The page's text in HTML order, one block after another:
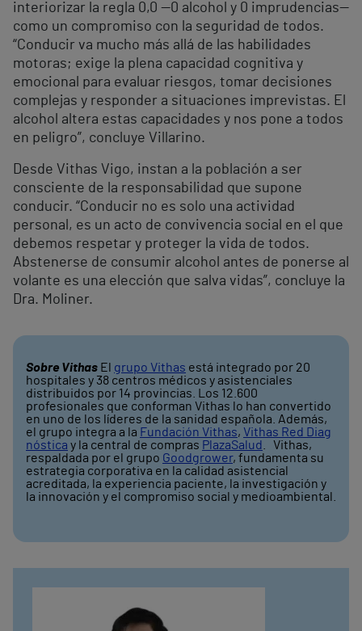
interiorizar la regla 0,0 —0 alcohol y 0 imprudencias—
como un compromiso con la seguridad de todos.
“Conducir va mucho más allá de las habilidades
motoras; exige la plena capacidad cognitiva y
emocional para evaluar riesgos, tomar decisiones
complejas y responder a situaciones imprevistas. El
alcohol altera estas capacidades y nos pone a todos
en peligro”, concluye Villarino.
Desde Vithas Vigo, instan a la población a ser
consciente de la responsabilidad que supone
conducir. “Conducir no es solo una actividad
personal, es un acto de convivencia social en el que
debemos respetar y proteger la vida de todos.
Abstenerse de consumir alcohol antes de ponerse al
volante es una elección que salva vidas”, concluye la
Dra. Moliner.
Sobre Vithas El grupo Vithas está integrado por 20
hospitales y 38 centros médicos y asistenciales
distribuidos por 14 provincias. Los 12.600
profesionales que conforman Vithas lo han convertido
en uno de los líderes de la sanidad española. Además,
el grupo integra a la Fundación Vithas, Vithas Red Diag
nóstica y la central de compras PlazaSalud
. Vithas,
respaldada por el grupo Goodgrower, fundamenta su
estrategia corporativa en la calidad asistencial
acreditada, la experiencia paciente, la investigación y
la innovación y el compromiso social y medioambiental.